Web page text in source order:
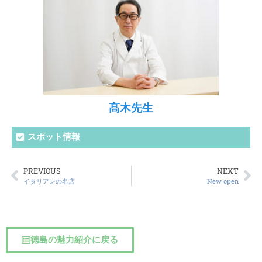
髙木先生
スポット情報
PREVIOUS
イタリアンの名店
NEXT
New open
徳島の魅力紹介に戻る